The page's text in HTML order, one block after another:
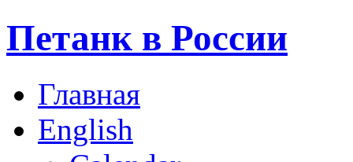
Петанк в России
Главная
English